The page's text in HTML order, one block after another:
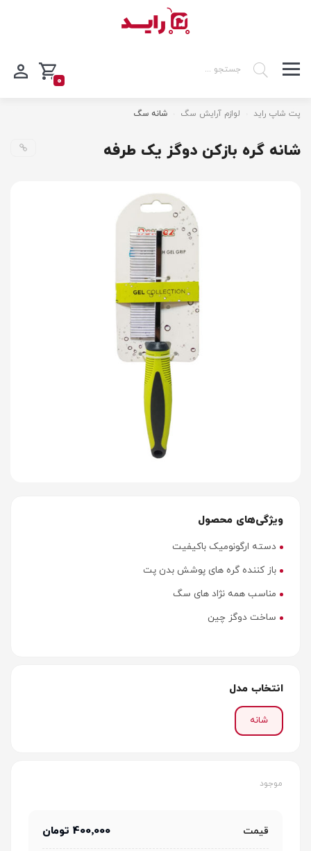
0
پت شاپ راید لوازم آرایش سگ شانه سگ
شانه گره بازکن دوگز یک طرفه
ویژگی‌های محصول
دسته ارگونومیک باکیفیت
باز کننده گره های پوشش بدن پت
مناسب همه نژاد های سگ
ساخت دوگز چین
انتخاب مدل
شانه
موجود
قیمت 400٬000 تومان